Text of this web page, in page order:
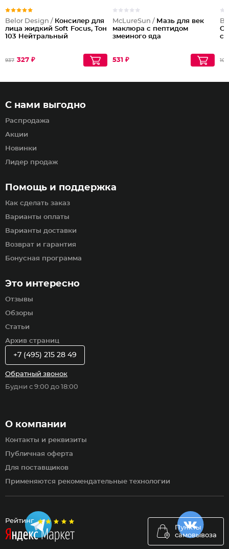
Belor Design / Консилер для
лица жидкий Soft Focus, Тон
103 Нейтральный
937 327 ₽
McLureSun / Мазь для век
маклюра с пептидом
змеиного яда
531 ₽
Рейтинг
Пункты
самовывоза
Помощь и поддержка
Как сделать заказ
Варианты оплаты
Варианты доставки
Возврат и гарантия
Бонусная программа
С нами выгодно
Распродажа
Акции
Новинки
Лидер продаж
Это интересно
Отзывы
Обзоры
Статьи
Архив страниц
О компании
Контакты и реквизиты
Публичная оферта
Для поставщиков
Применяются рекомендательные технологии
+7 (495) 215 28 49
Обратный звонок
Будни с 9:00 до 18:00